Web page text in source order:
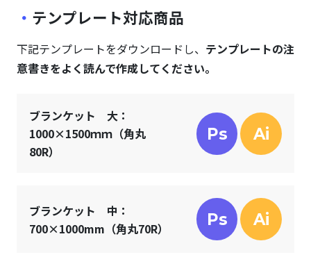
テンプレート対応商品
下記テンプレートをダウンロードし、 テンプレートの注
意書きをよく読んで作成してください。
ブランケット 大：
1000×1500ｍｍ（角丸
80R）
Ps Ai
ブランケット 中：
700×1000mm（角丸70R）
Ps Ai